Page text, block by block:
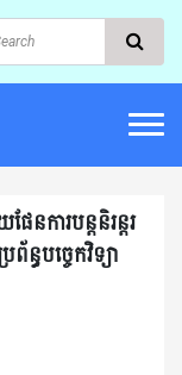
ែនការបន្តនិរន្តរ
ធបច្ចេកវិទ្យា